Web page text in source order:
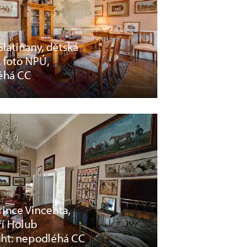
dětská
NPÚ,
CC
Vincenta,
Holub
nepodléhá CC